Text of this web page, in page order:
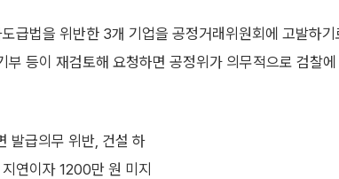
급법을 위반한 3개 기업을 공정거래위원회에 고발하기
등이 재검토해 요청하면 공정위가 의무적으로 검찰에
발급의무 위반, 건설 하
연이자 1200만 원 미지